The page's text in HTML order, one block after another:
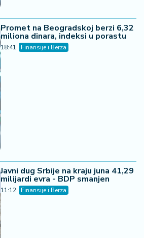
Promet na Beogradskoj berzi 6,32
miliona dinara, indeksi u porastu
18:41 Finansije i Berza
Javni dug Srbije na kraju juna 41,29
milijardi evra - BDP smanjen
11:12 Finansije i Berza